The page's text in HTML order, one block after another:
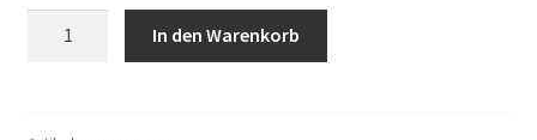
In den Warenkorb